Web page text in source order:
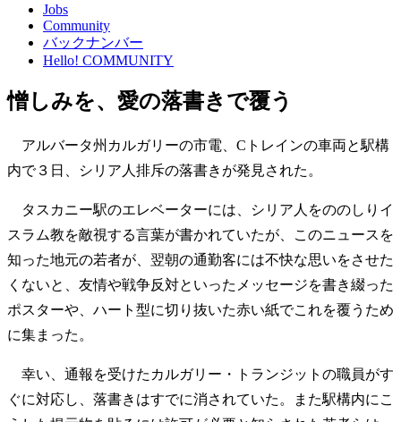
Jobs
Community
バックナンバー
Hello! COMMUNITY
憎しみを、愛の落書きで覆う
アルバータ州カルガリーの市電、Cトレインの車両と駅構
内で３日、シリア人排斥の落書きが発見された。
タスカニー駅のエレベーターには、シリア人をののしりイ
スラム教を敵視する言葉が書かれていたが、このニュースを
知った地元の若者が、翌朝の通勤客には不快な思いをさせた
くないと、友情や戦争反対といったメッセージを書き綴った
ポスターや、ハート型に切り抜いた赤い紙でこれを覆うため
に集まった。
幸い、通報を受けたカルガリー・トランジットの職員がす
ぐに対応し、落書きはすでに消されていた。また駅構内にこ